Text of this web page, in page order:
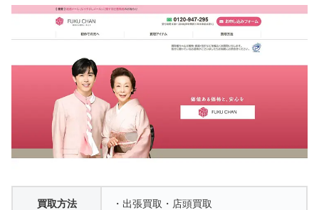
買取方法 ・出張買取・店頭買取